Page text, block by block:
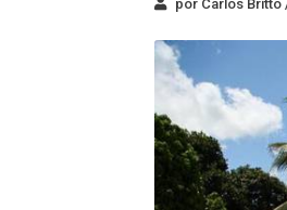
por Carlos Britto